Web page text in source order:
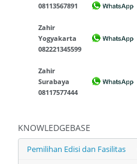
08113567891
Zahir
Yogyakarta
082221345599
Zahir
Surabaya
08117577444
KNOWLEDGEBASE
Pemilihan Edisi dan Fasilitas